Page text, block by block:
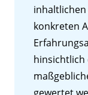
konkreten